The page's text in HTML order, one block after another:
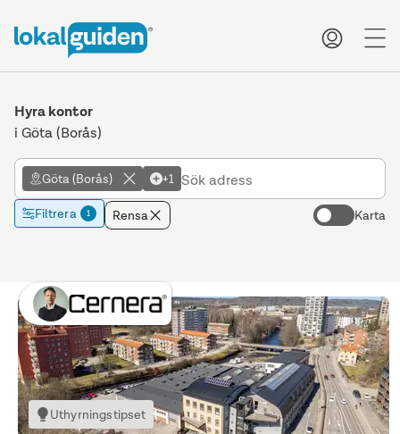
Hyra kontor
i Göta (Borås)
Göta (Borås) +1
Filtrera 1 Rensa Karta
Uthyrningstipset